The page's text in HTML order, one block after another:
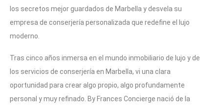
los secretos mejor guardados de Marbella y desvela su
empresa de conserjería personalizada que redefine el lujo
moderno.
Tras cinco años inmersa en el mundo inmobiliario de lujo y de
los servicios de conserjería en Marbella, vi una clara
oportunidad para crear algo propio, algo profundamente
personal y muy refinado. By Frances Concierge nació de la